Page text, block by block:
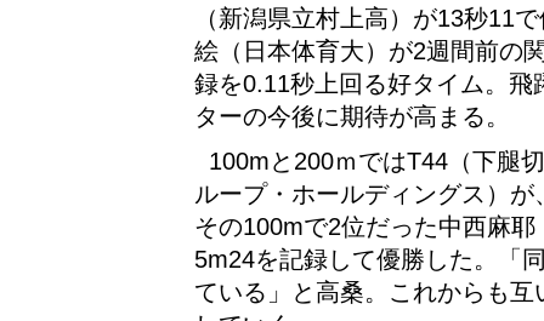
（新潟県立村上高）が13秒11
絵（日本体育大）が2週間前の
録を0.11秒上回る好タイム。
ターの今後に期待が高まる。
100mと200ｍではT44（下腿
ループ・ホールディングス）
その100mで2位だった中西麻
5m24を記録して優勝した。「
ている」と高桑。これからも